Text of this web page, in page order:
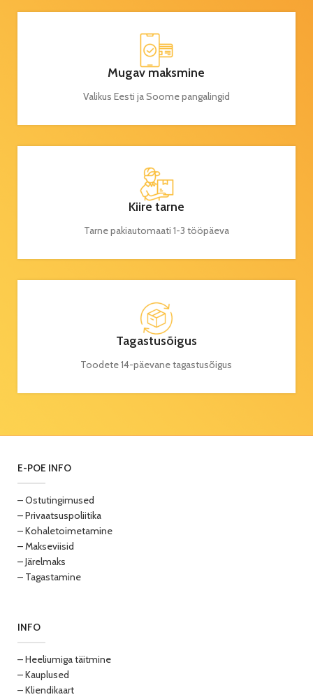
Mugav maksmine
Valikus Eesti ja Soome pangalingid
Kiire tarne
Tarne pakiautomaati 1-3 tööpäeva
Tagastusõigus
Toodete 14-päevane tagastusõigus
E-POE INFO
– Ostutingimused
– Privaatsuspoliitika
– Kohaletoimetamine
– Makseviisid
– Järelmaks
– Tagastamine
INFO
– Heeliumiga täitmine
– Kauplused
– Kliendikaart